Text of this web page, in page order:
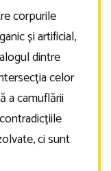
corpurile
și artificial,
dintre
celor
a camuflării
ci sunt